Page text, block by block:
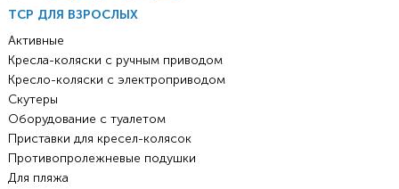
ТСР ДЛЯ ВЗРОСЛЫХ
Активные
Кресла-коляски с ручным приводом
Кресло-коляски с электроприводом
Скутеры
Оборудование с туалетом
Приставки для кресел-колясок
Противопролежневые подушки
Для пляжа